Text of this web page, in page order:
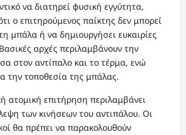
να διατηρεί φυσική εγγύτητα,
ο επιτηρούμενος παίκτης δεν μπορεί
μπάλα ή να δημιουργήσει ευκαιρίες
αρχές περιλαμβάνουν την
στον αντίπαλο και το τέρμα, ενώ
την τοποθεσία της μπάλας.
ατομική επιτήρηση περιλαμβάνει
των κινήσεων του αντιπάλου. Οι
θα πρέπει να παρακολουθούν